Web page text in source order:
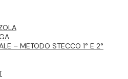
– METODO STECCO 1° E 2°